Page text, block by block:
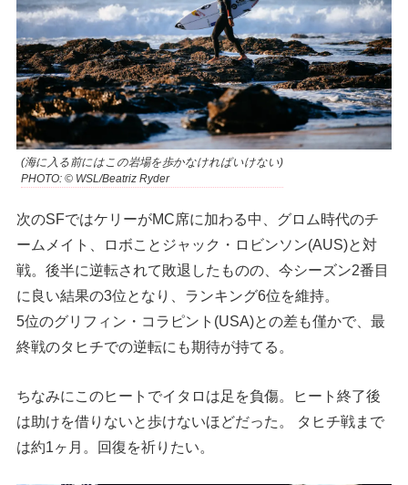
(海に入る前にはこの岩場を歩かなければいけない)
PHOTO: © WSL/Beatriz Ryder
次のSFではケリーがMC席に加わる中、グロム時代のチ
ームメイト、ロボことジャック・ロビンソン(AUS)と対
戦。後半に逆転されて敗退したものの、今シーズン2番目
に良い結果の3位となり、ランキング6位を維持。
5位のグリフィン・コラピント(USA)との差も僅かで、最
終戦のタヒチでの逆転にも期待が持てる。
ちなみにこのヒートでイタロは足を負傷。ヒート終了後
は助けを借りないと歩けないほどだった。 タヒチ戦まで
は約1ヶ月。回復を祈りたい。